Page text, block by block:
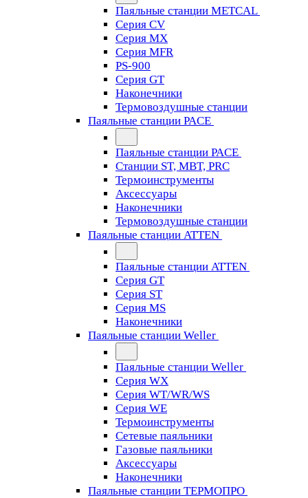
Паяльные станции METCAL
Серия CV
Серия MX
Серия MFR
PS-900
Серия GT
Наконечники
Термовоздушные станции
Паяльные станции PACE
Паяльные станции PACE
Станции ST, MBT, PRC
Термоинструменты
Аксессуары
Наконечники
Термовоздушные станции
Паяльные станции ATTEN
Паяльные станции ATTEN
Серия GT
Серия ST
Серия MS
Наконечники
Паяльные станции Weller
Паяльные станции Weller
Серия WX
Серия WT/WR/WS
Серия WE
Термоинструменты
Сетевые паяльники
Газовые паяльники
Аксессуары
Наконечники
Паяльные станции ТЕРМОПРО